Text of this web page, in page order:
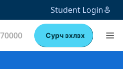
Student Login
Сурч эхлэх